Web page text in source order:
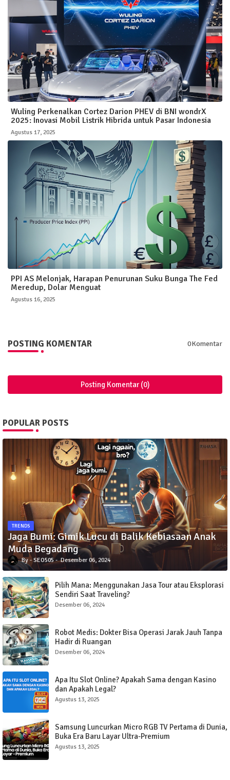
Wuling Perkenalkan Cortez Darion PHEV di BNI wondrX
2025: Inovasi Mobil Listrik Hibrida untuk Pasar Indonesia
Agustus 17, 2025
PPI AS Melonjak, Harapan Penurunan Suku Bunga The Fed
Meredup, Dolar Menguat
Agustus 16, 2025
POSTING KOMENTAR 0Komentar
Posting Komentar (0)
POPULAR POSTS
TRENDS
Jaga Bumi: Gimik Lucu di Balik Kebiasaan Anak
Muda Begadang
SEO505 Desember 06, 2024
Pilih Mana: Menggunakan Jasa Tour atau Eksplorasi
Sendiri Saat Traveling?
Desember 06, 2024
Robot Medis: Dokter Bisa Operasi Jarak Jauh Tanpa
Hadir di Ruangan
Desember 06, 2024
Apa Itu Slot Online? Apakah Sama dengan Kasino
dan Apakah Legal?
Agustus 13, 2025
Samsung Luncurkan Micro RGB TV Pertama di Dunia,
Buka Era Baru Layar Ultra-Premium
Agustus 13, 2025